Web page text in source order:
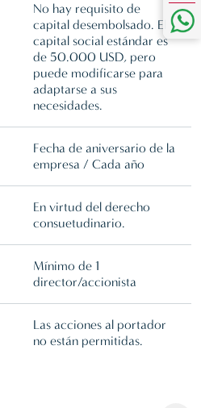
No hay requisito de
capital desembolsado. El
capital social estándar es
de 50.000 USD, pero
puede modificarse para
adaptarse a sus
necesidades.
Fecha de aniversario de la
empresa / Cada año
En virtud del derecho
consuetudinario.
Mínimo de 1
director/accionista
Las acciones al portador
no están permitidas.